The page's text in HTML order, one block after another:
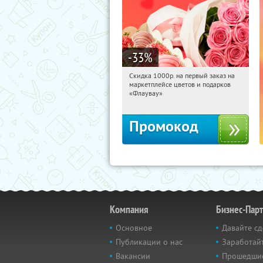
-33%
07:55:53 Получили:
Россия
Скидка 1000р. на первый заказ на
маркетплейсе цветов и подарков
«Флаувау»
Промокод
Компания
Основное
Публикации о нас
Вакансии
Бизнес-
Давайте